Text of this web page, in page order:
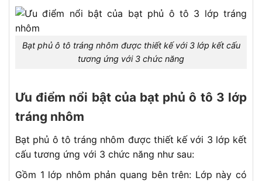
Bạt phủ ô tô tráng nhôm được thiết kế với 3 lớp kết cấu
tương ứng với 3 chức năng
Ưu điểm nổi bật của bạt phủ ô tô 3 lớp
tráng nhôm
Bạt phủ ô tô tráng nhôm được thiết kế với 3 lớp kết
cấu tương ứng với 3 chức năng như sau:
Gồm 1 lớp nhôm phản quang bên trên: Lớp này có